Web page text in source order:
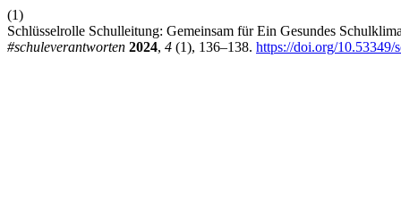
(1)
Schlüsselrolle Schulleitung: Gemeinsam für Ein Gesundes
#schuleverantworten 2024, 4 (1), 136–138. https://doi.org/10.53349/